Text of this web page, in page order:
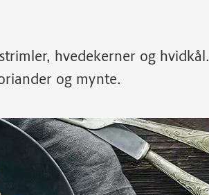
hvedekerner og hvidkål.
og mynte.